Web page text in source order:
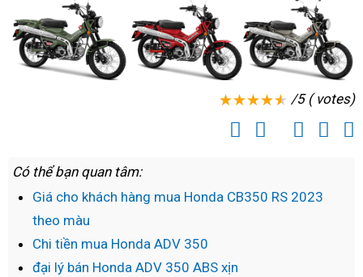
/5 ( votes)
Có thể bạn quan tâm:
Giá cho khách hàng mua Honda CB350 RS 2023
theo màu
Chi tiền mua Honda ADV 350
đại lý bán Honda ADV 350 ABS xịn